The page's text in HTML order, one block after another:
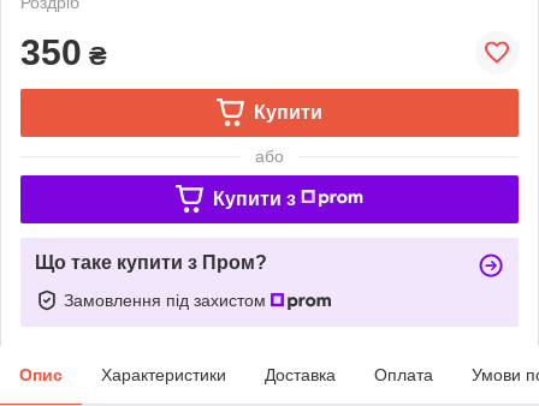
350 ₴
Купити
або
Купити з
Що таке купити з Пром?
Замовлення під захистом
Опис Характеристики Доставка Оплата Умови